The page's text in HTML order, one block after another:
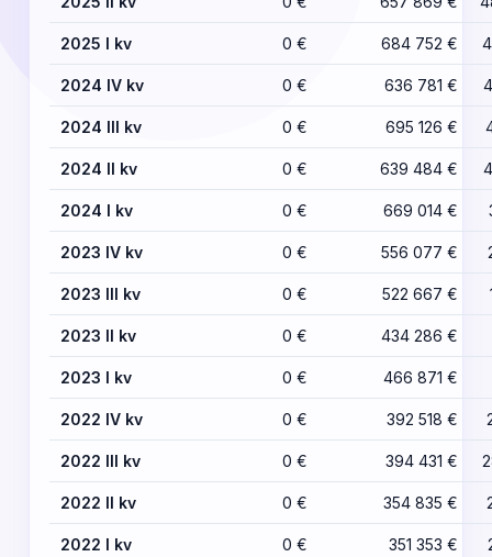
2025 I kv 0 € 684 752 €
2024 IV kv 0 € 636 781 €
2024 III kv 0 € 695 126 €
2024 II kv 0 € 639 484 €
2024 I kv 0 € 669 014 €
2023 IV kv 0 € 556 077 €
2023 III kv 0 € 522 667 €
2023 II kv 0 € 434 286 €
2023 I kv 0 € 466 871 €
2022 IV kv 0 € 392 518 €
2022 III kv 0 € 394 431 €
2022 II kv 0 € 354 835 €
2022 I kv 0 € 351 353 €